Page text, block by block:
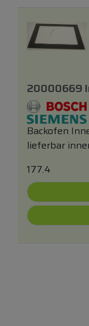
20000669
Backofen
lieferbar
177.4